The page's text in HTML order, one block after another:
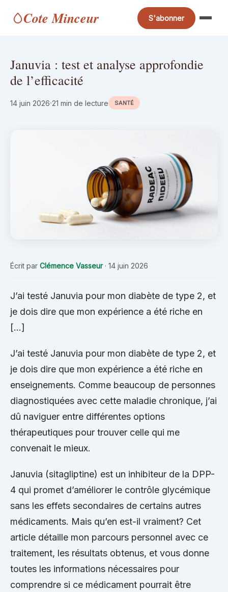
Cote Minceur S'abonner
Januvia : test et analyse approfondie
de l’efficacité
14 juin 2026 21 min de lecture SANTÉ
Écrit par Clémence Vasseur· 14 juin 2026
J’ai testé Januvia pour mon diabète de type 2, et
je dois dire que mon expérience a été riche en
[…]
J’ai testé Januvia pour mon diabète de type 2, et
je dois dire que mon expérience a été riche en
enseignements. Comme beaucoup de personnes
diagnostiquées avec cette maladie chronique, j’ai
dû naviguer entre différentes options
thérapeutiques pour trouver celle qui me
convenait le mieux.
Januvia (sitagliptine) est un inhibiteur de la DPP-
4 qui promet d’améliorer le contrôle glycémique
sans les effets secondaires de certains autres
médicaments. Mais qu’en est-il vraiment? Cet
article détaille mon parcours personnel avec ce
traitement, les résultats obtenus, et vous donne
toutes les informations nécessaires pour
comprendre si ce médicament pourrait être